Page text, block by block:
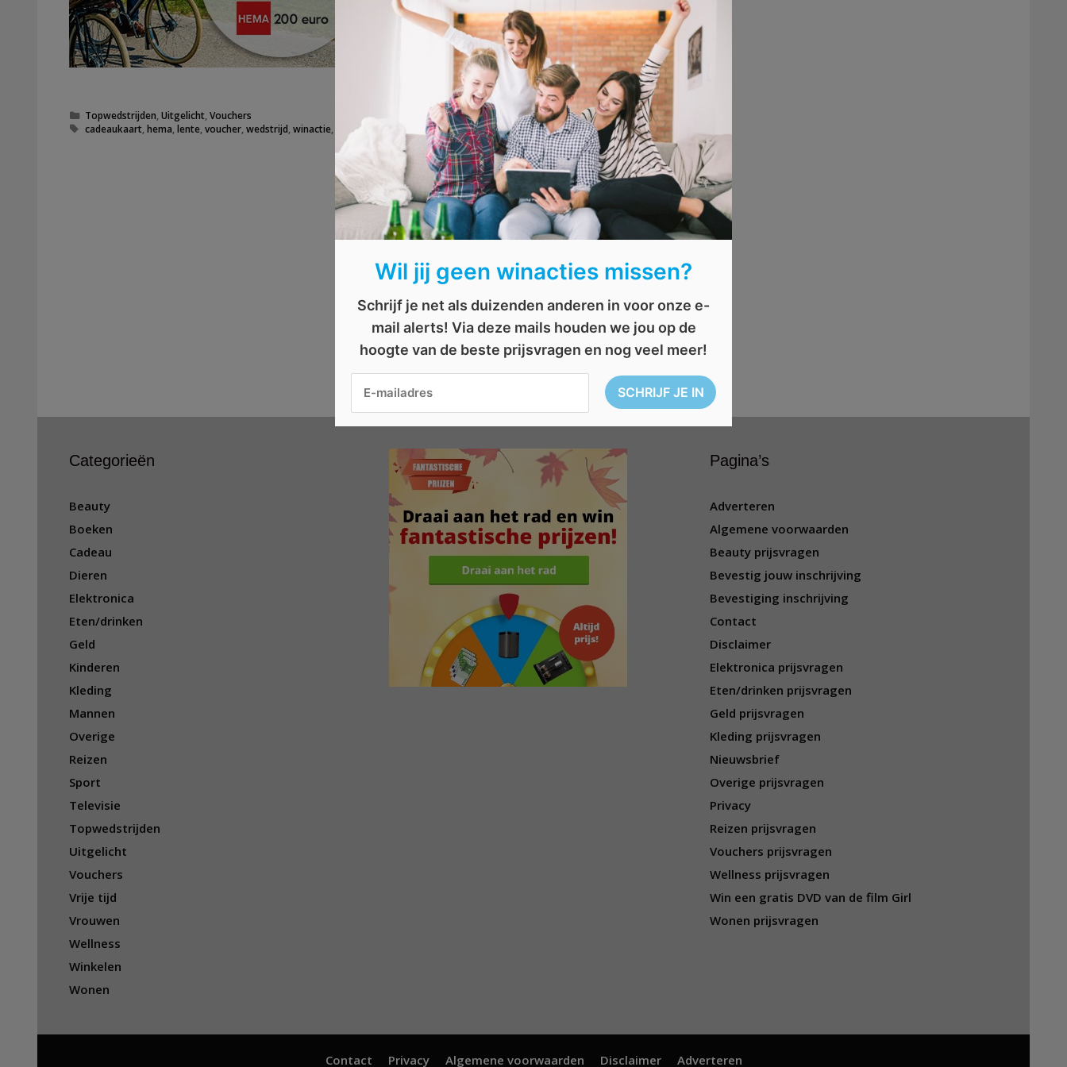
of gaan winkelen en maak zo kans.
Categorieën
Topwedstrijden,Uitgelicht,Vouchers
Tags
cadeaukaart,hema,lente,voucher,wedstrijd,winactie,
winnen
Win een Sonos Playbar
Win een maandsalaris
Categorieën
Beauty
Boeken
Cadeau
Dieren
Elektronica
Eten/drinken
Geld
Kinderen
Kleding
Mannen
Overige
Reizen
Sport
Televisie
Topwedstrijden
Uitgelicht
Vouchers
Vrije tijd
Vrouwen
Wellness
Winkelen
Wonen
Pagina’s
Adverteren
Algemene voorwaarden
Beauty prijsvragen
Bevestig jouw inschrijving
Bevestiging inschrijving
Contact
Disclaimer
Elektronica prijsvragen
Eten/drinken prijsvragen
Geld prijsvragen
Kleding prijsvragen
Nieuwsbrief
Overige prijsvragen
Privacy
Reizen prijsvragen
Vouchers prijsvragen
Wellness prijsvragen
Win een gratis DVD van de film Girl
Wonen prijsvragen
Contact Privacy Algemene voorwaarden Disclaimer Adverteren
Wil jij geen winacties missen?
Schrijf je net als duizenden anderen in voor onze e-
mail alerts! Via deze mails houden we jou op de
hoogte van de beste prijsvragen en nog veel meer!